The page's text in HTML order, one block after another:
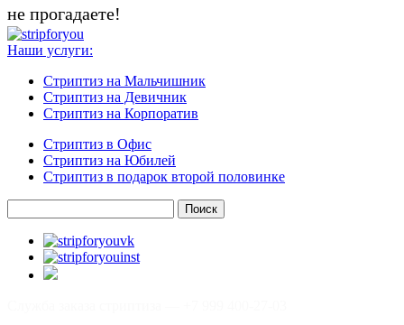
не прогадаете!
Наши услуги:
Стриптиз на Мальчишник
Стриптиз на Девичник
Стриптиз на Корпоратив
Стриптиз в Офис
Стриптиз на Юбилей
Стриптиз в подарок второй половинке